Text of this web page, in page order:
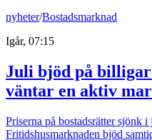
nyheter/Bostadsmarknad
Igår, 07:15
Juli bjöd på
väntar en aktiv
Priserna på bostadsrätter sjönk
Fritidshusmarknaden bjöd